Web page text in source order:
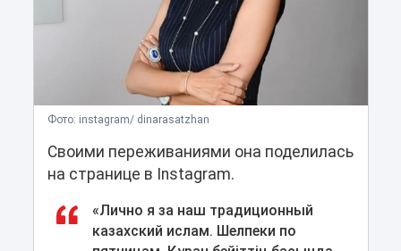
Фото: instagram/ dinarasatzhan
Своими переживаниями она поделилась
на странице в Instagram.
«Лично я за наш традиционный
казахский ислам. Шелпеки по